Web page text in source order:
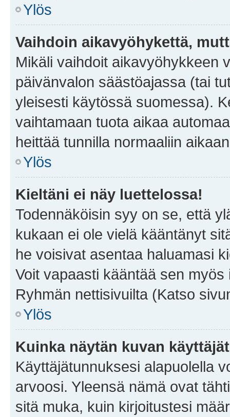
Ylös
Vaihdoin aikavyöhykettä,
Mikäli vaihdoit aikavyöhykkeen
päivänvalon säästöajassa (tai
yleisesti käytössä suomessa).
vaihtamaan tuota aikaa
heittää tunnilla normaaliin
Ylös
Kieltäni ei näy luettelossa!
Todennäköisin syy on se, että
kukaan ei ole vielä kääntänyt
he voisivat asentaa haluamasi
Voit vapaasti kääntää sen
Ryhmän nettisivuilta (Katso
Ylös
Kuinka näytän kuvan
Käyttäjätunnuksesi alapuolella
arvoosi. Yleensä nämä ovat
sitä muka, kuin kirjoitustesi